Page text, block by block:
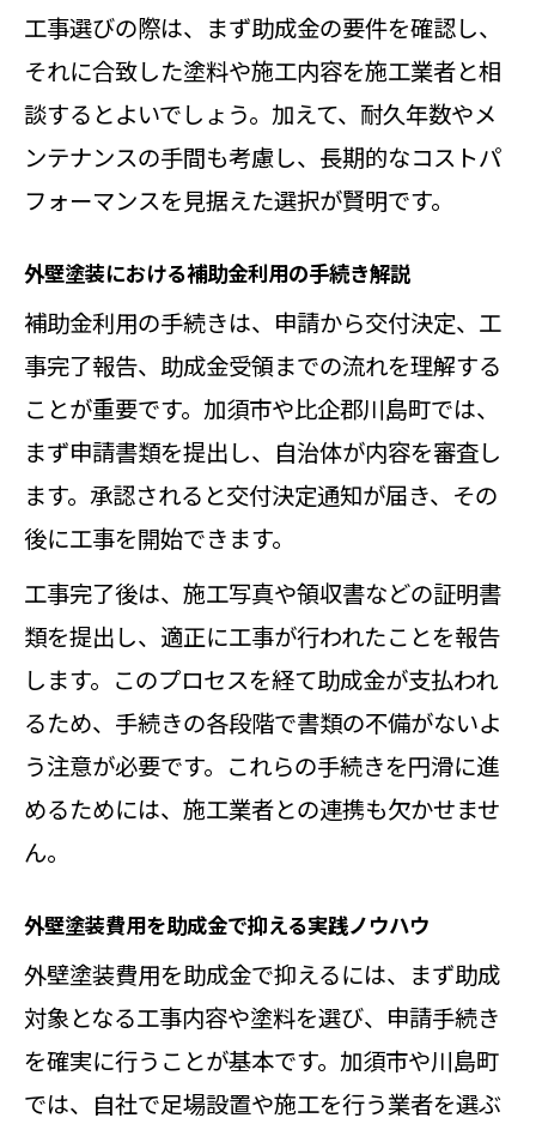
工事選びの際は、まず助成金の要件を確認し、
それに合致した塗料や施工内容を施工業者と相
談するとよいでしょう。加えて、耐久年数やメ
ンテナンスの手間も考慮し、長期的なコストパ
フォーマンスを見据えた選択が賢明です。
外壁塗装における補助金利用の手続き解説
補助金利用の手続きは、申請から交付決定、工
事完了報告、助成金受領までの流れを理解する
ことが重要です。加須市や比企郡川島町では、
まず申請書類を提出し、自治体が内容を審査し
ます。承認されると交付決定通知が届き、その
後に工事を開始できます。
工事完了後は、施工写真や領収書などの証明書
類を提出し、適正に工事が行われたことを報告
します。このプロセスを経て助成金が支払われ
るため、手続きの各段階で書類の不備がないよ
う注意が必要です。これらの手続きを円滑に進
めるためには、施工業者との連携も欠かせませ
ん。
外壁塗装費用を助成金で抑える実践ノウハウ
外壁塗装費用を助成金で抑えるには、まず助成
対象となる工事内容や塗料を選び、申請手続き
を確実に行うことが基本です。加須市や川島町
では、自社で足場設置や施工を行う業者を選ぶ